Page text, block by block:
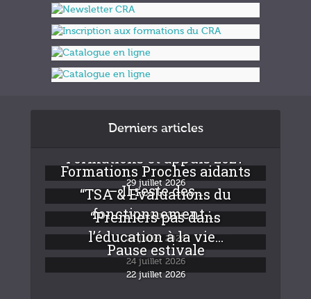
Derniers articles
Formations et appuis 2027
29 juillet 2026
Formations Proches aidants
– Il reste des...
24 juillet 2026
“TSA & Evaluations du
fonctionnement :...
24 juillet 2026
“Premiers pas dans
l’éducation à la vie...
24 juillet 2026
Pause estivale
22 juillet 2026